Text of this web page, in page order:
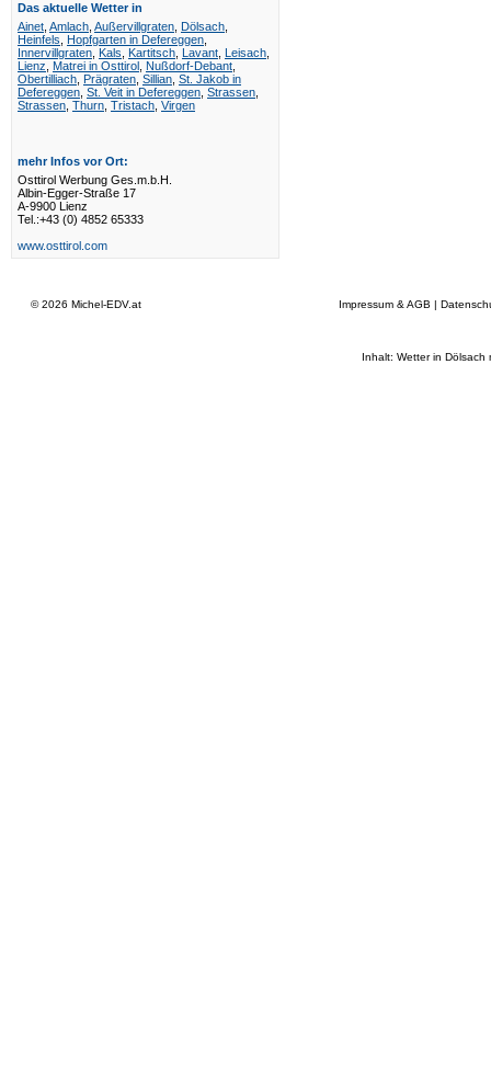
Das aktuelle Wetter in
Ainet Amlach Außervillgraten Dölsach
Heinfels Hopfgarten in Defereggen
Innervillgraten Kals Kartitsch Lavant Leisach
Lienz Matrei in Osttirol Nußdorf-Debant
Obertilliach Prägraten Sillian St. Jakob in
Defereggen St. Veit in Defereggen Strassen
Strassen Thurn Tristach Virgen
mehr Infos vor Ort:
Osttirol Werbung Ges.m.b.H.
Albin-Egger-Straße 17
A-9900 Lienz
Tel.:+43 (0) 4852 65333
www.osttirol.com
© 2026 Michel-EDV.at Impressum & AGB |
Inhalt: Wetter in Dölsach